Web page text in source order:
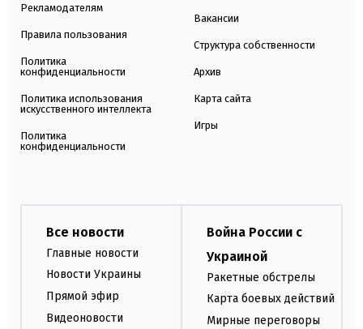
Рекламодателям
Правила пользования
Политика
конфиденциальности
Политика использования
искусственного интеллекта
Политика
конфиденциальности
Вакансии
Структура собственности
Архив
Карта сайта
Игры
Все новости
Главные новости
Новости Украины
Прямой эфир
Видеоновости
Война России с
Украиной
Ракетные обстрелы
Карта боевых действий
Мирные переговоры